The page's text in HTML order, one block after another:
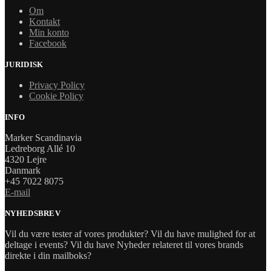
Om
Kontakt
Min konto
Facebook
JURIDISK
Privacy Policy
Cookie Policy
INFO
Marker Scandinavia
Ledreborg Allé 10
4320 Lejre
Danmark
+45 7022 8075
E-mail
NYHEDSBREV
Vil du være tester af vores produkter? Vil du have mulighed for at
deltage i events? Vil du have Nyheder relateret til vores brands
direkte i din mailboks?